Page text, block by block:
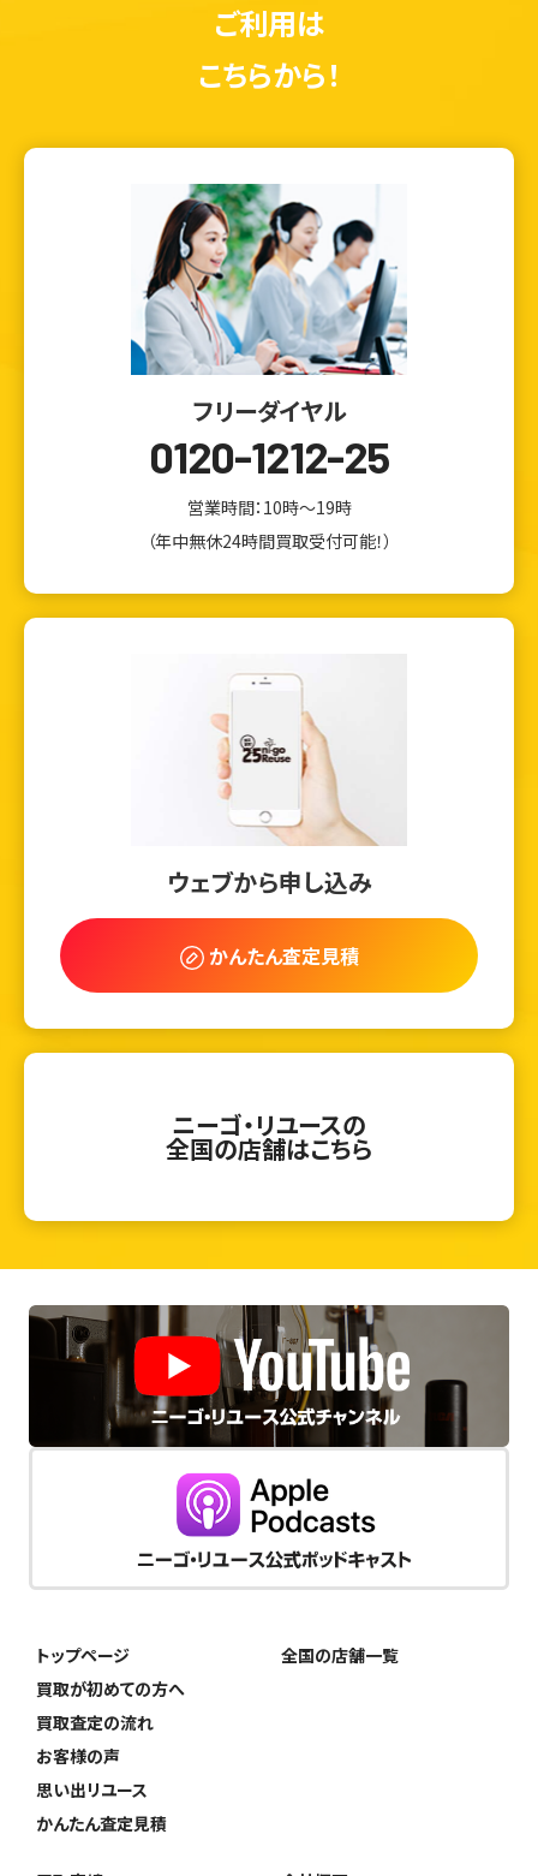
ご利用は
こちらから！
フリーダイヤル
0120-1212-25
営業時間：10時～19時
（年中無休24時間買取受付可能！）
ウェブから申し込み
かんたん査定見積
ニーゴ・リユースの
全国の店舗はこちら
トップページ
買取が初めての方へ
買取査定の流れ
お客様の声
思い出リユース
かんたん査定見積
全国の店舗一覧